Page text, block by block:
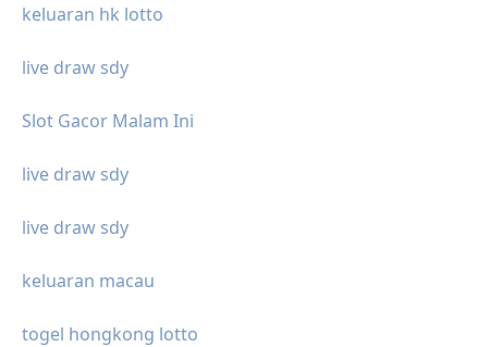
keluaran hk lotto
live draw sdy
Slot Gacor Malam Ini
live draw sdy
live draw sdy
keluaran macau
togel hongkong lotto